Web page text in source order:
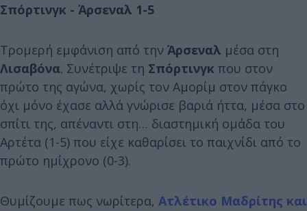
Σπόρτινγκ - Άρσεναλ 1-5
Τρομερή εμφάνιση από την Άρσεναλ μέσα στη
Λισαβόνα. Συνέτριψε τη Σπόρτινγκ που στον
πρώτο της αγώνα, χωρίς τον Αμορίμ στον πάγκο
όχι μόνο έχασε αλλά γνώρισε βαριά ήττα, μέσα στο
σπίτι της, απέναντι στη… διαστημική ομάδα του
Αρτέτα (1-5) που είχε καθαρίσει το παιχνίδι από το
πρώτο ημίχρονο (0-3).
Θυμίζουμε πως νωρίτερα, Ατλέτικο Μαδρίτης και